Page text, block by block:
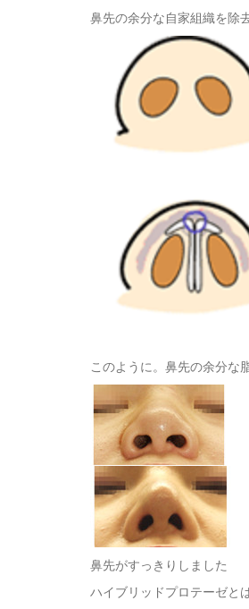
鼻先の余分な自家組織を除
このように。鼻先の余分な
鼻先がすっきりしました
ハイブリッドプロテーゼと